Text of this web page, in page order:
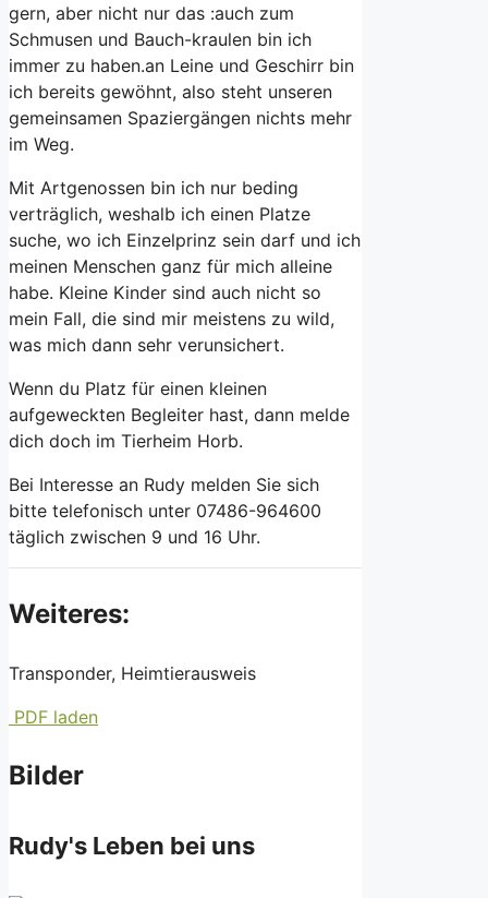
gern, aber nicht nur das :auch zum
Schmusen und Bauch-kraulen bin ich
immer zu haben.an Leine und Geschirr bin
ich bereits gewöhnt, also steht unseren
gemeinsamen Spaziergängen nichts mehr
im Weg.
Mit Artgenossen bin ich nur beding
verträglich, weshalb ich einen Platze
suche, wo ich Einzelprinz sein darf und ich
meinen Menschen ganz für mich alleine
habe. Kleine Kinder sind auch nicht so
mein Fall, die sind mir meistens zu wild,
was mich dann sehr verunsichert.
Wenn du Platz für einen kleinen
aufgeweckten Begleiter hast, dann melde
dich doch im Tierheim Horb.
Bei Interesse an Rudy melden Sie sich
bitte telefonisch unter 07486-964600
täglich zwischen 9 und 16 Uhr.
Weiteres:
Transponder, Heimtierausweis
PDF laden
Bilder
Rudy's Leben bei uns